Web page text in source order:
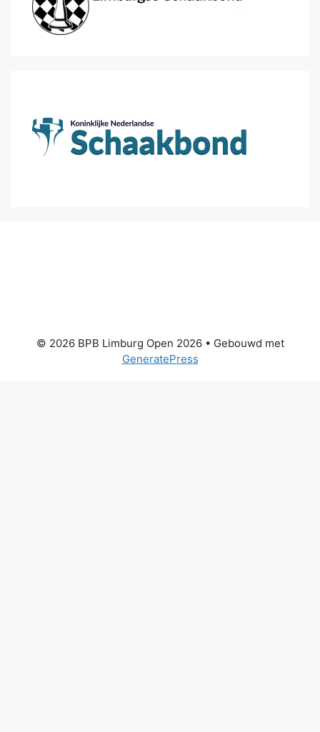
© 2026 BPB Limburg Open 2026• Gebouwd met
GeneratePress